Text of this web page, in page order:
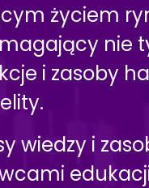
życiem
nie
i zasoby
wiedzy i